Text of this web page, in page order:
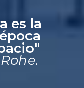
es la